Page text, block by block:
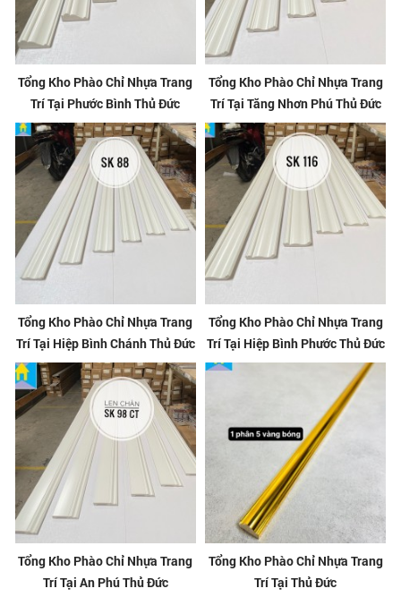
Tổng Kho Phào Chỉ Nhựa Trang
Trí Tại Phước Bình Thủ Đức
Tổng Kho Phào Chỉ Nhựa Trang
Trí Tại Tăng Nhơn Phú Thủ Đức
Tổng Kho Phào Chỉ Nhựa Trang
Trí Tại Hiệp Bình Chánh Thủ Đức
Tổng Kho Phào Chỉ Nhựa Trang
Trí Tại Hiệp Bình Phước Thủ Đức
Tổng Kho Phào Chỉ Nhựa Trang
Trí Tại An Phú Thủ Đức
Tổng Kho Phào Chỉ Nhựa Trang
Trí Tại Thủ Đức